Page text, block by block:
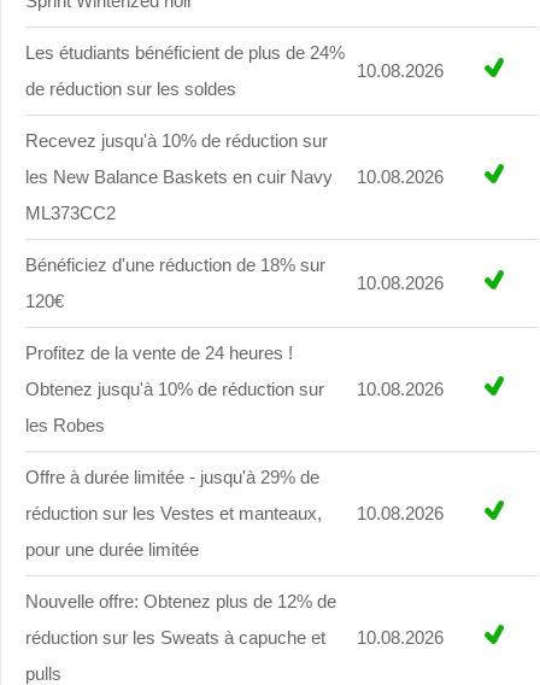
Les étudiants bénéficient de plus de 24%
de réduction sur les soldes
10.08.2026
Recevez jusqu'à 10% de réduction sur
les New Balance Baskets en cuir Navy
ML373CC2
10.08.2026
Bénéficiez d'une réduction de 18% sur
120€
10.08.2026
Profitez de la vente de 24 heures !
Obtenez jusqu'à 10% de réduction sur
les Robes
10.08.2026
Offre à durée limitée - jusqu'à 29% de
réduction sur les Vestes et manteaux,
pour une durée limitée
10.08.2026
Nouvelle offre: Obtenez plus de 12% de
réduction sur les Sweats à capuche et
pulls
10.08.2026